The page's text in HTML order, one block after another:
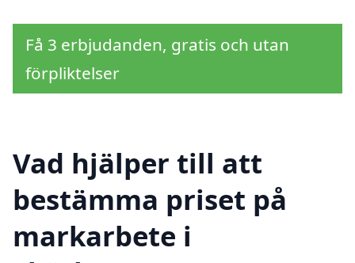
Få 3 erbjudanden, gratis och utan
förpliktelser
Vad hjälper till att
bestämma priset på
markarbete i